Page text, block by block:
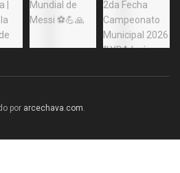
por arcechava.com.